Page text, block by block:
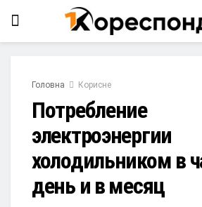
Головна Корисне
Потребление
электроэнергии
холодильником в
день и в месяц